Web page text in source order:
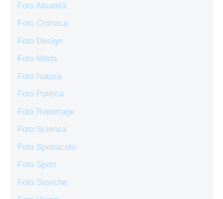
Foto Attualità
Foto Cronaca
Foto Design
Foto Moda
Foto Natura
Foto Politica
Foto Reportage
Foto Scienza
Foto Spettacolo
Foto Sport
Foto Storiche